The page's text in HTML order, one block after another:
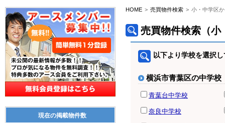
HOME > 売買物件検索 > 小・中学区
売買物件検索（小
以下より学校を選択
横浜市青葉区の中学校
青葉台中学校
奈良中学校
現在の掲載物件数